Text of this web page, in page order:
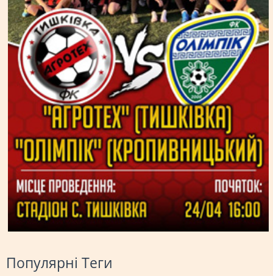
Популярні Теги